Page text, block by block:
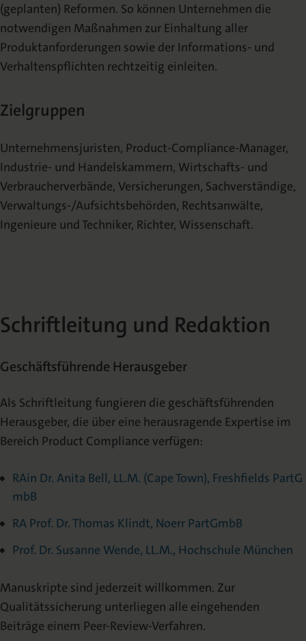
(geplanten) Reformen. So können Unternehmen die
notwendigen Maßnahmen zur Einhaltung aller
Produktanforderungen sowie der Informations- und
Verhaltenspflichten rechtzeitig einleiten.
Zielgruppen
Unternehmensjuristen, Product-Compliance-Manager,
Industrie- und Handelskammern, Wirtschafts- und
Verbraucherverbände, Versicherungen, Sachverständige,
Verwaltungs-/Aufsichtsbehörden, Rechtsanwälte,
Ingenieure und Techniker, Richter, Wissenschaft.
Schriftleitung und Redaktion
Geschäftsführende Herausgeber
Als Schriftleitung fungieren die geschäftsführenden
Herausgeber, die über eine herausragende Expertise im
Bereich Product Compliance verfügen:
RAin Dr. Anita Bell, LL.M. (Cape Town), Freshfields PartG
mbB
RA Prof. Dr. Thomas Klindt, Noerr PartGmbB
Prof. Dr. Susanne Wende, LL.M., Hochschule München
Manuskripte sind jederzeit willkommen. Zur
Qualitätssicherung unterliegen alle eingehenden
Beiträge einem Peer-Review-Verfahren.